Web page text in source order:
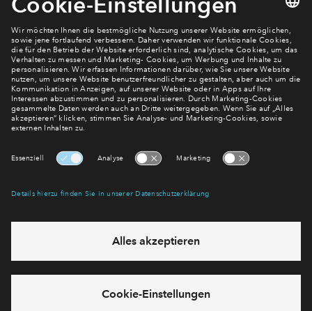
Newsletter Anmeldung
Verpassen Sie zu diesem Wohnprojekt keine Neuigkeiten
mehr! Wir halten Sie auf dem Laufenden – mit unserem
regelmäßig erscheinenden Newsletter informieren wir Sie
über den Stand dieses und weiterer Neubauprojekte.
Abonnieren
für unsereDatenschutzerklärung
Formular: